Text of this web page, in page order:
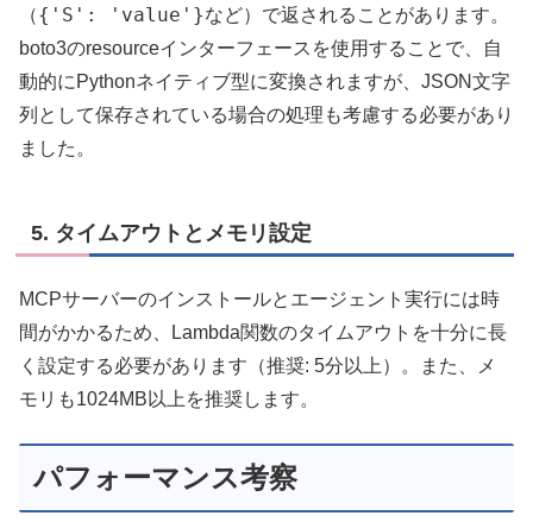
（{'S': 'value'}など）で返されることがあります。
boto3のresourceインターフェースを使用することで、自
動的にPythonネイティブ型に変換されますが、JSON文字
列として保存されている場合の処理も考慮する必要があり
ました。
5. タイムアウトとメモリ設定
MCPサーバーのインストールとエージェント実行には時
間がかかるため、Lambda関数のタイムアウトを十分に長
く設定する必要があります（推奨: 5分以上）。また、メ
モリも1024MB以上を推奨します。
パフォーマンス考察